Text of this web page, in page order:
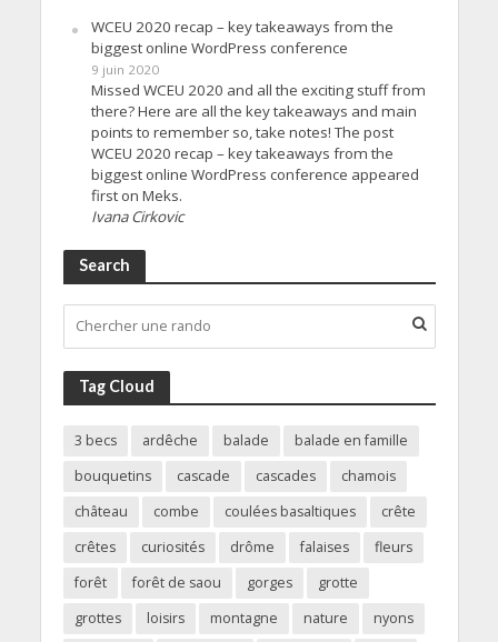
WCEU 2020 recap – key takeaways from the
biggest online WordPress conference
9 juin 2020
Missed WCEU 2020 and all the exciting stuff from
there? Here are all the key takeaways and main
points to remember so, take notes! The post
WCEU 2020 recap – key takeaways from the
biggest online WordPress conference appeared
first on Meks.
Ivana Cirkovic
Search
Tag Cloud
3 becs ardêche balade
balade en famille
bouquetins
cascade cascades
chamois
château
combe coulées basaltiques
crête
crêtes
curiosités drôme falaises
fleurs
forêt
forêt de saou gorges
grotte
grottes
loisirs montagne nature
nyons